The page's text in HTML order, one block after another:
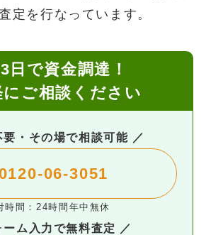
定を行なっています。
日で資金調達！
にご相談ください
要・その場で相談可能 ／
06-3051
時間：24時間年中無休
ーム入力で無料査定 ／